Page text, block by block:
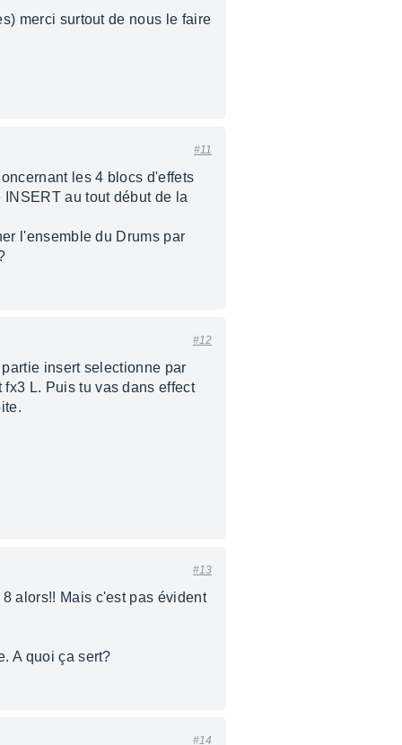
merci surtout de nous le faire
#11
les 4 blocs d'effets
au tout début de la
l'ensemble du Drums par
#12
insert selectionne par
L. Puis tu vas dans effect
#13
alors!! Mais c'est pas évident
A quoi ça sert?
#14